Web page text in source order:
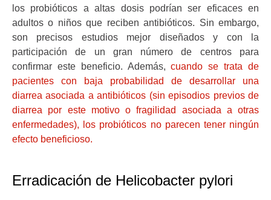
los probióticos a altas dosis podrían ser eficaces en
adultos o niños que reciben antibióticos. Sin embargo,
son precisos estudios mejor diseñados y con la
participación de un gran número de centros para
confirmar este beneficio. Además,cuando se trata de
pacientes con baja probabilidad de desarrollar una
diarrea asociada a antibióticos (sin episodios previos de
diarrea por este motivo o fragilidad asociada a otras
enfermedades), los probióticos no parecen tener ningún
efecto beneficioso.
Erradicación de Helicobacter pylori